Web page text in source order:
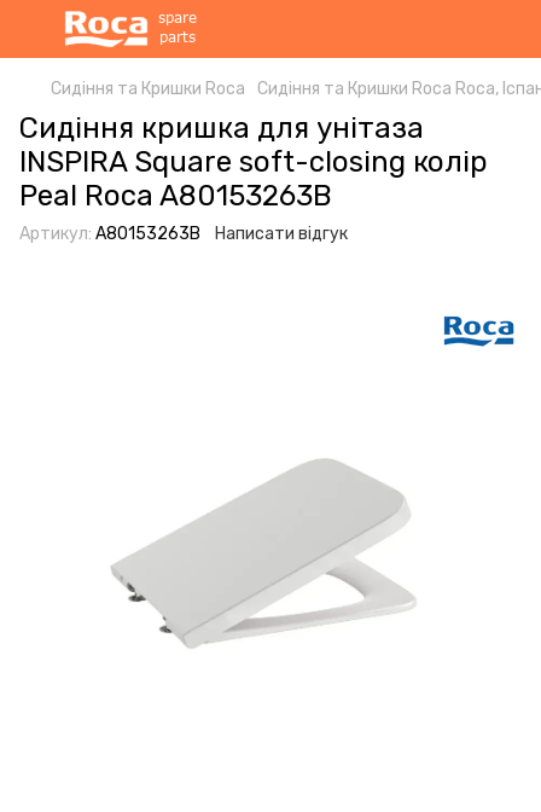
Сидіння та Кришки Roca Сидіння та Кришки Roca Roca,
Сидіння кришка для унітаза
INSPIRA Square soft-closing колір
Peal Roca A80153263B
Артикул: A80153263B Написати відгук